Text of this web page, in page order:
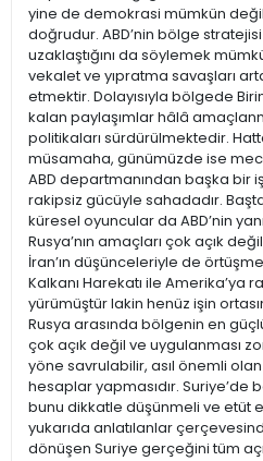
yine de demokrasi mümkün
doğrudur. ABD’nin bölge
uzaklaştığını da söylemek
vekalet ve yıpratma savaşları
etmektir. Dolayısıyla bölgede
kalan paylaşımlar hâlâ
politikaları sürdürülmektedir.
müsamaha, günümüzde ise
ABD departmanından başka bir
rakipsiz gücüyle sahadadır.
küresel oyuncular da ABD’nin
Rusya’nın amaçları çok açık
İran’ın düşünceleriyle de
Kalkanı Harekatı ile Amerika’ya
yürümüştür lakin henüz işin
Rusya arasında bölgenin en
çok açık değil ve uygulanması
yöne savrulabilir, asıl önemli
hesaplar yapmasıdır. Suriye’de
bunu dikkatle düşünmeli ve etüt
yukarıda anlatılanlar
dönüşen Suriye gerçeğini tüm